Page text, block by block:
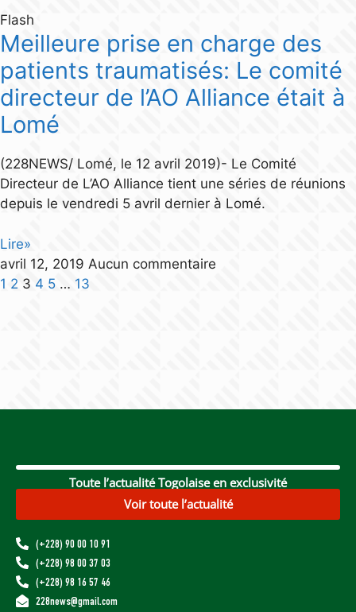
Flash
Meilleure prise en charge des
patients traumatisés: Le comité
directeur de l’AO Alliance était à
Lomé
(228NEWS/ Lomé, le 12 avril 2019)- Le Comité
Directeur de L’AO Alliance tient une séries de réunions
depuis le vendredi 5 avril dernier à Lomé.
Lire»
avril 12, 2019 Aucun commentaire
1 2 3 4 5 … 13
Toute l’actualité Togolaise en exclusivité
Voir toute l’actualité
(+228) 90 00 10 91
(+228) 98 00 37 03
(+228) 98 16 57 46
228news@gmail.com